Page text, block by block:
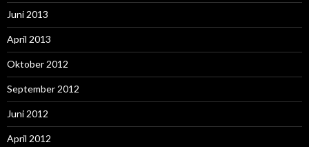
Juni 2013
April 2013
Oktober 2012
September 2012
Juni 2012
April 2012